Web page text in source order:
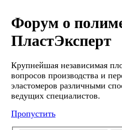
Форум о
ПластЭксперт
Крупнейшая независимая
вопросов производства и
эластомеров различными
ведущих специалистов.
Пропустить